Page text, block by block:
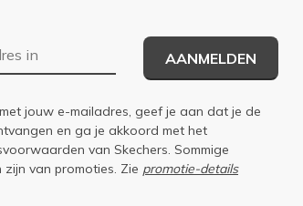
AANMELDEN
jouw e-mailadres, geef je aan dat je de
en ga je akkoord met het
van Skechers. Sommige
van promoties. Zie promotie-details